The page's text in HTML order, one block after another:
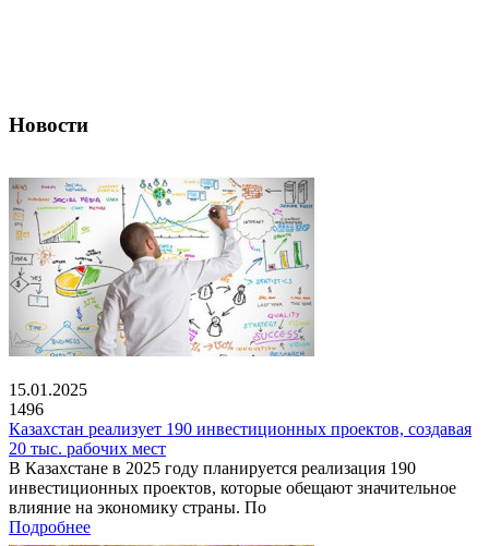
Новости
15.01.2025
1496
Казахстан реализует 190 инвестиционных проектов, создавая
20 тыс. рабочих мест
В Казахстане в 2025 году планируется реализация 190
инвестиционных проектов, которые обещают значительное
влияние на экономику страны. По
Подробнее